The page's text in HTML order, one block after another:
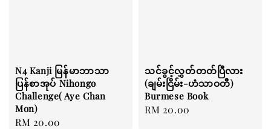
N4 Kanji မြန်မာဘာသာ
ပြန်စာအုပ် Nihongo
Challenge( Aye Chan
Mon)
Regular
RM 20.00
သင်ခွင့်လွှတ်တတ်ပြီလား
(ချမ်းငြိမ်း-ဟံသာဝတီ)
Burmese Book
Regular
RM 20.00